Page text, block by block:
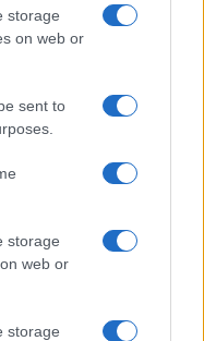
storage
on web or
sent to
storage
web or
storage
un ferito ad
scontro tra auto e
per lunedì 10 agosto
a Olbia e in Gallura